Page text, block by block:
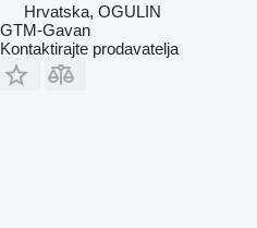
Hrvatska, OGULIN
GTM-Gavan
Kontaktirajte prodavatelja